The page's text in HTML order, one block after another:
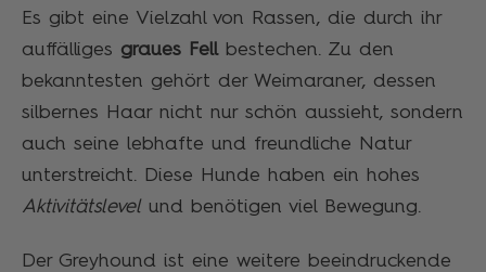
Es gibt eine Vielzahl von Rassen, die durch ihr
auffälliges graues Fellbestechen. Zu den
bekanntesten gehört der Weimaraner, dessen
silbernes Haar nicht nur schön aussieht, sondern
auch seine lebhafte und freundliche Natur
unterstreicht. Diese Hunde haben ein hohes
Aktivitätslevel und benötigen viel Bewegung.
Der Greyhound ist eine weitere beeindruckende